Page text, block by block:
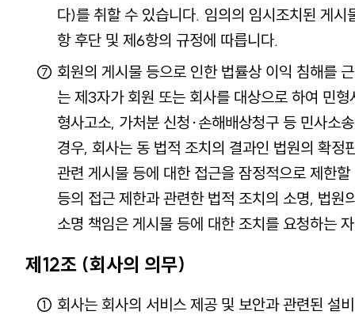
다)를 취할 수 있습니다. 임의의 임시조치된 게시
항 후단 및 제6항의 규정에 따릅니다.
회원의 게시물 등으로 인한 법률상 이익 침해를
는 제3자가 회원 또는 회사를 대상으로 하여 민
형사고소, 가처분 신청·손해배상청구 등 민사소
경우, 회사는 동 법적 조치의 결과인 법원의 확정
관련 게시물 등에 대한 접근을 잠정적으로 제한
등의 접근 제한과 관련한 법적 조치의 소명, 법원
소명 책임은 게시물 등에 대한 조치를 요청하는
제12조 (회사의 의무)
회사는 회사의 서비스 제공 및 보안과 관련된 설